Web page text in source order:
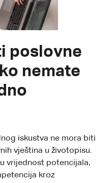
poslovne
nemate
iskustva ne mora biti
vještina u životopisu.
vrijednost potencijala,
kroz